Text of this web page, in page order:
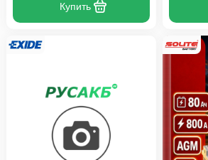
Купить